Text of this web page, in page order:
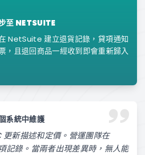
至 NETSUITE
NetSuite 建立退貨記錄，貸項通知
，且退回商品一經收到即會重新歸入
系統中維護
更新描述和定價。營運團隊在
記錄。當兩者出現差異時，無人能